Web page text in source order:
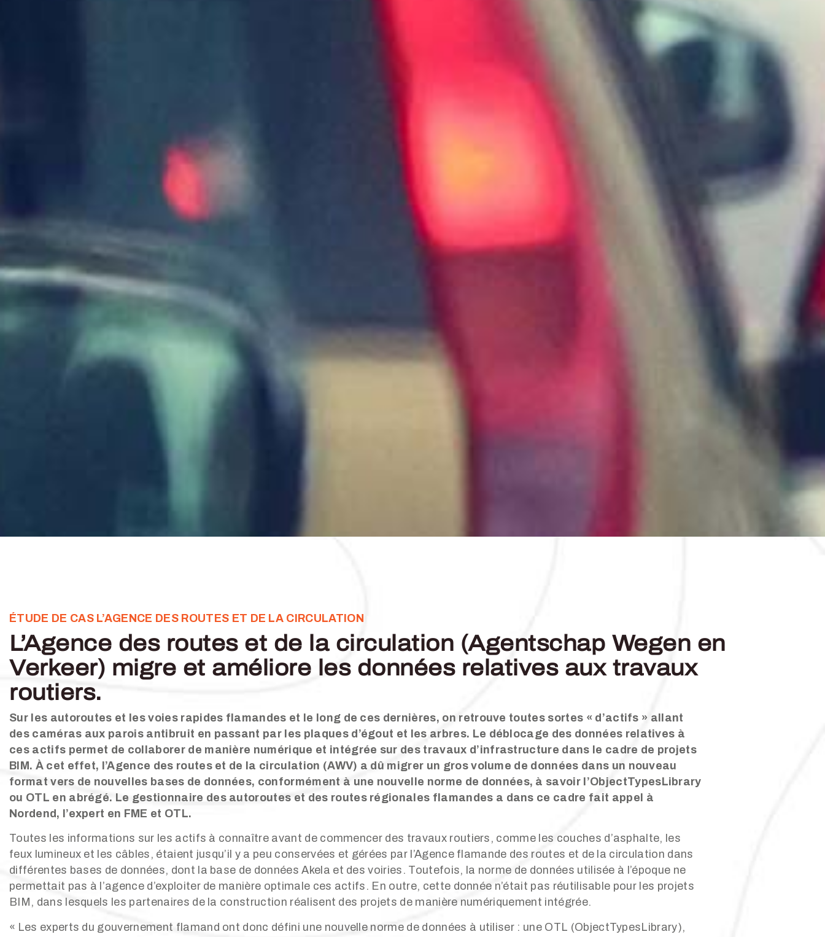
ÉTUDE DE CAS L’AGENCE DES ROUTES ET DE LA CIRCULATION
L’Agence des routes et de la circulation (Agentschap Wegen en
Verkeer) migre et améliore les données relatives aux travaux
routiers.
Sur les autoroutes et les voies rapides flamandes et le long de ces dernières, on retrouve toutes sortes « d’actifs » allant
des caméras aux parois antibruit en passant par les plaques d’égout et les arbres. Le déblocage des données relatives à
ces actifs permet de collaborer de manière numérique et intégrée sur des travaux d’infrastructure dans le cadre de projets
BIM. À cet effet, l’Agence des routes et de la circulation (AWV) a dû migrer un gros volume de données dans un nouveau
format vers de nouvelles bases de données, conformément à une nouvelle norme de données, à savoir l’ObjectTypesLibrary
ou OTL en abrégé. Le gestionnaire des autoroutes et des routes régionales flamandes a dans ce cadre fait appel à
Nordend, l’expert en FME et OTL.
Toutes les informations sur les actifs à connaître avant de commencer des travaux routiers, comme les couches d’asphalte, les
feux lumineux et les câbles, étaient jusqu’il y a peu conservées et gérées par l’Agence flamande des routes et de la circulation dans
différentes bases de données, dont la base de données Akela et des voiries. Toutefois, la norme de données utilisée à l’époque ne
permettait pas à l’agence d’exploiter de manière optimale ces actifs. En outre, cette donnée n’était pas réutilisable pour les projets
BIM, dans lesquels les partenaires de la construction réalisent des projets de manière numériquement intégrée.
« Les experts du gouvernement flamand ont donc défini une nouvelle norme de données à utiliser : une OTL (ObjectTypesLibrary),